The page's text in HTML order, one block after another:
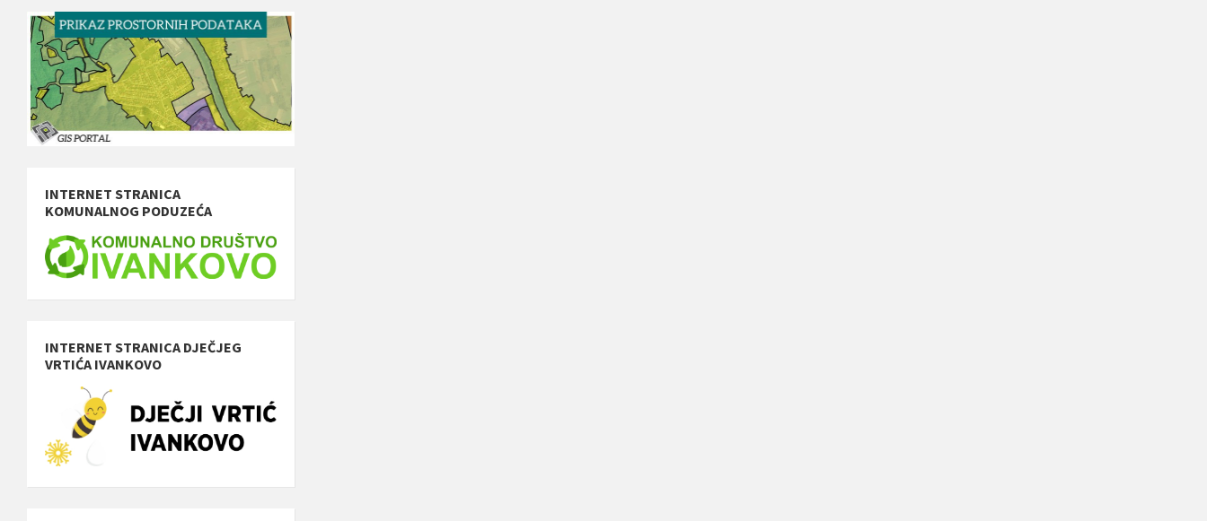
INTERNET STRANICA
KOMUNALNOG PODUZEĆA
INTERNET STRANICA DJEČJEG
VRTIĆA IVANKOVO